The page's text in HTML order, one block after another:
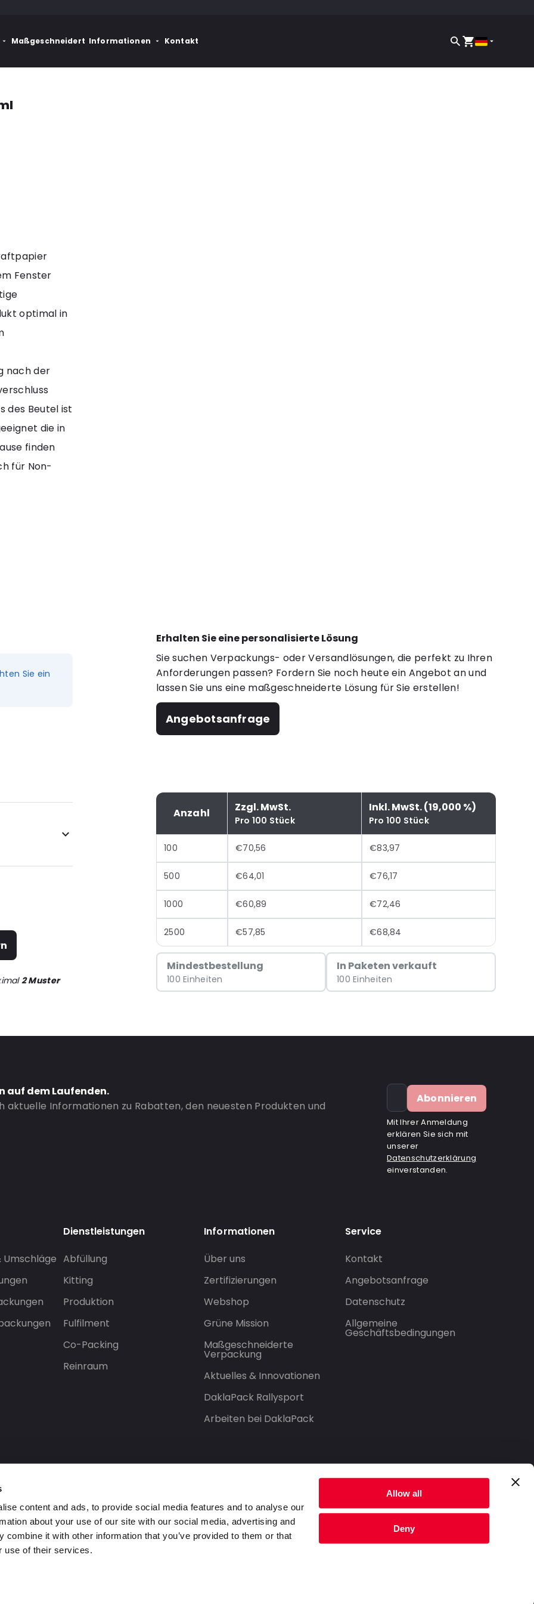
content and ads, to provide social media features and to analyse our
about your use of our site with our social media, advertising and
combine it with other information that you’ve provided to them or that
use of their services.
Allow all
Deny
Maßgeschneidert Informationen Kontakt
Erhalten Sie eine personalisierte Lösung
Sie suchen Verpackungs- oder Versandlösungen, die perfekt zu Ihren
Anforderungen passen? Fordern Sie noch heute ein Angebot an und
lassen Sie uns eine maßgeschneiderte Lösung für Sie erstellen!
Angebotsanfrage
Anzahl Zzgl. MwSt.
Pro 100 Stück
Inkl. MwSt. (19,000 %)
Pro 100 Stück
100 €70,56 €83,97
500 €64,01 €76,17
1000 €60,89 €72,46
2500 €57,85 €68,84
Mindestbestellung
100 Einheiten
In Paketen verkauft
100 Einheiten
Fenster
optimal in
nach der
des Beutel ist
die in
finden
für Non-
Sie ein
2 Muster
auf dem Laufenden.
aktuelle Informationen zu Rabatten, den neuesten Produkten und
Abonnieren
Mit Ihrer Anmeldung
erklären Sie sich mit
unserer
Datenschutzerklärung
einverstanden.
Dienstleistungen
Abfüllung
Kitting
Produktion
Fulfilment
Co-Packing
Reinraum
Informationen
Über uns
Zertifizierungen
Webshop
Grüne Mission
Maßgeschneiderte
Verpackung
Aktuelles & Innovationen
DaklaPack Rallysport
Arbeiten bei DaklaPack
Service
Kontakt
Angebotsanfrage
Datenschutz
Allgemeine
Geschäftsbedingungen